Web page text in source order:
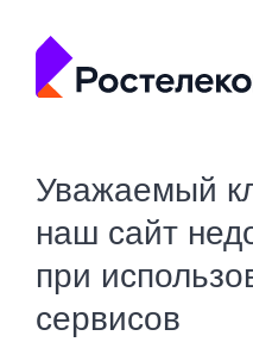
Уважаемый
наш сайт
при
сервисов